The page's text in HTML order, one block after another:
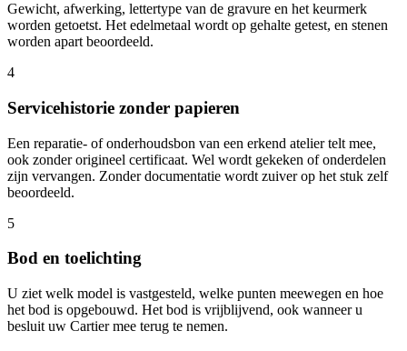
Gewicht, afwerking, lettertype van de gravure en het keurmerk
worden getoetst. Het edelmetaal wordt op gehalte getest, en stenen
worden apart beoordeeld.
4
Servicehistorie zonder papieren
Een reparatie- of onderhoudsbon van een erkend atelier telt mee,
ook zonder origineel certificaat. Wel wordt gekeken of onderdelen
zijn vervangen. Zonder documentatie wordt zuiver op het stuk zelf
beoordeeld.
5
Bod en toelichting
U ziet welk model is vastgesteld, welke punten meewegen en hoe
het bod is opgebouwd. Het bod is vrijblijvend, ook wanneer u
besluit uw Cartier mee terug te nemen.